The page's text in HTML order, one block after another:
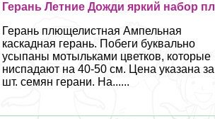
Герань Летние Дожди яркий набор
Герань плющелистная Ампельная
каскадная герань. Побеги буквально
усыпаны мотыльками цветков, которые
ниспадают на 40-50 см. Цена указана
шт. семян герани. На......